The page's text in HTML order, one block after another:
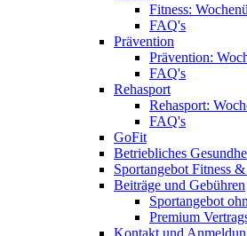
Fitness:
FAQ's
Prävention
Prävention:
FAQ's
Rehasport
Rehasport:
FAQ's
GoFit
Betriebliches
Sportangebot Fitness
Beiträge und Gebühren
Sportangebot
Premium
Kontakt und